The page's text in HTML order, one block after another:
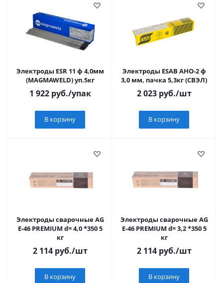
Электроды ESR 11 ф 4,0мм
(MAGMAWELD) уп.5кг
1 922руб./упак
В корзину
Электроды ESAB АНО-2 ф
3,0 мм, пачка 5,3кг (СВЭЛ)
2 023руб./шт
В корзину
Электроды сварочные AG
E-46 PREMIUM d= 4,0 *350 5
кг
2 114руб./шт
В корзину
Электроды сварочные AG
E-46 PREMIUM d= 3,2 *350 5
кг
2 114руб./шт
В корзину